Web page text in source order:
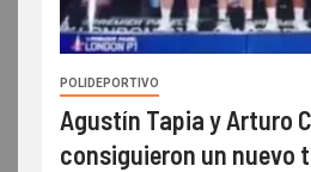
POLIDEPORTIVO
Agustín Tapia y Arturo
consiguieron un nuevo